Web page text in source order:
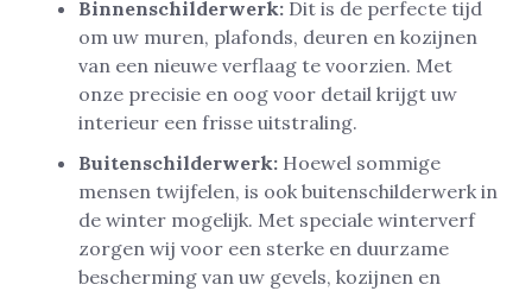
Binnenschilderwerk: Dit is de perfecte tijd
om uw muren, plafonds, deuren en kozijnen
van een nieuwe verflaag te voorzien. Met
onze precisie en oog voor detail krijgt uw
interieur een frisse uitstraling.
Buitenschilderwerk: Hoewel sommige
mensen twijfelen, is ook buitenschilderwerk in
de winter mogelijk. Met speciale winterverf
zorgen wij voor een sterke en duurzame
bescherming van uw gevels, kozijnen en